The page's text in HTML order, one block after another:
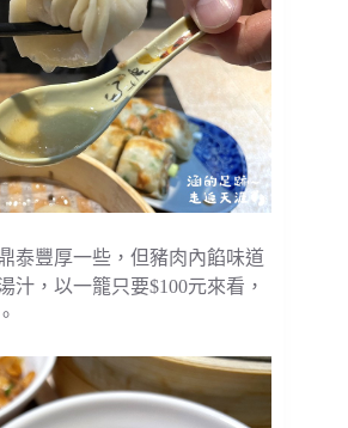
泰豐厚一些，但豬肉內餡味道
汁，以一籠只要$100元來看，